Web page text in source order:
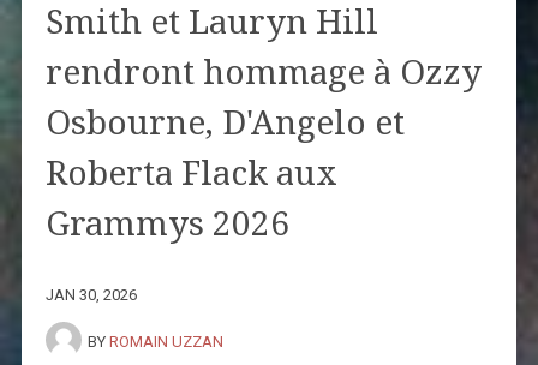
Smith et Lauryn Hill
rendront hommage à Ozzy
Osbourne, D'Angelo et
Roberta Flack aux
Grammys 2026
JAN 30, 2026
BY ROMAIN UZZAN